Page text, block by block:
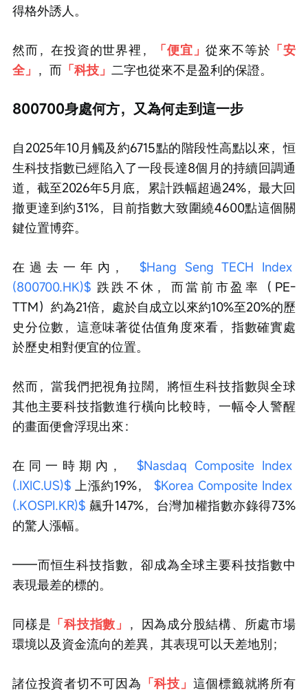
得格外誘人。
然而，在投資的世界裡， 「便宜」從來不等於 「安
全」 ，而 「科技」 二字也從來不是盈利的保證。
800700身處何方，又為何走到這一步
自2025年10月觸及約6715點的階段性高點以來，恒
生科技指數已經陷入了一段長達8個月的持續回調通
道，截至2026年5月底，累計跌幅超過24%，最大回
撤更達到約31%，目前指數大致圍繞4600點這個關
鍵位置博弈。
在過去一年內， $Hang Seng TECH Index
(800700.HK)$ 跌跌不休，而當前市盈率（PE-
TTM）約為21倍，處於自成立以來約10%至20%的歷
史分位數，這意味著從估值角度來看，指數確實處
於歷史相對便宜的位置。
然而，當我們把視角拉闊，將恒生科技指數與全球
其他主要科技指數進行橫向比較時，一幅令人警醒
的畫面便會浮現出來：
在同一時期內， $Nasdaq Composite Index
(.IXIC.US)$ 上漲約19%， $Korea Composite Index
(.KOSPI.KR)$ 飆升147%，台灣加權指數亦錄得73%
的驚人漲幅。
——而恒生科技指數，卻成為全球主要科技指數中
表現最差的標的。
同樣是 「科技指數」 ，因為成分股結構、所處市場
環境以及資金流向的差異，其表現可以天差地別；
諸位投資者切不可因為 「科技」 這個標籤就將所有